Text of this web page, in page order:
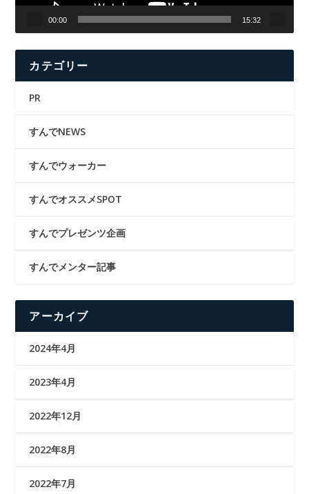
00:00 15:32
カテゴリー
PR
すんでNEWS
すんでウォーカー
すんでオススメSPOT
すんでプレゼンツ企画
すんでメンター記事
アーカイブ
2024年4月
2023年4月
2022年12月
2022年8月
2022年7月